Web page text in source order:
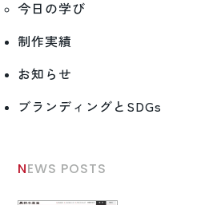
今日の学び
制作実績
お知らせ
ブランディングとSDGs
NEWS POSTS